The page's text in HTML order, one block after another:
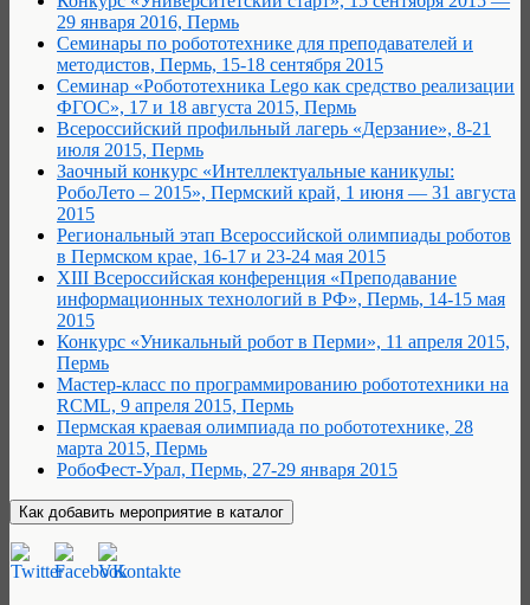
29 января 2016, Пермь
Семинары по робототехнике для преподавателей и
методистов, Пермь, 15-18 сентября 2015
Семинар «Робототехника Lego как средство реализации
ФГОС», 17 и 18 августа 2015, Пермь
Всероссийский профильный лагерь «Дерзание», 8-21
июля 2015, Пермь
Заочный конкурс «Интеллектуальные каникулы:
РобоЛето – 2015», Пермский край, 1 июня — 31 августа
2015
Региональный этап Всероссийской олимпиады роботов
в Пермском крае, 16-17 и 23-24 мая 2015
XIII Всероссийская конференция «Преподавание
информационных технологий в РФ», Пермь, 14-15 мая
2015
Конкурс «Уникальный робот в Перми», 11 апреля 2015,
Пермь
Мастер-класс по программированию робототехники на
RCML, 9 апреля 2015, Пермь
Пермская краевая олимпиада по робототехнике, 28
марта 2015, Пермь
РобоФест-Урал, Пермь, 27-29 января 2015